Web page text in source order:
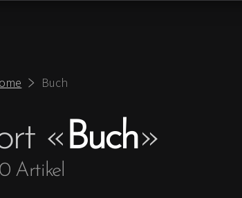
Buch
«Buch»
Artikel